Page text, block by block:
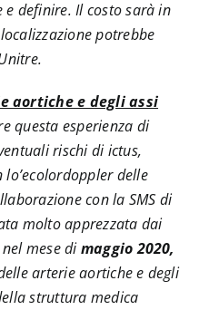
definire. Il costo sarà in
potrebbe
aortiche e degli assi
questa esperienza di
rischi di ictus,
delle
con la SMS di
molto apprezzata dai
mese dimaggio 2020,
arterie aortiche e degli
struttura medica